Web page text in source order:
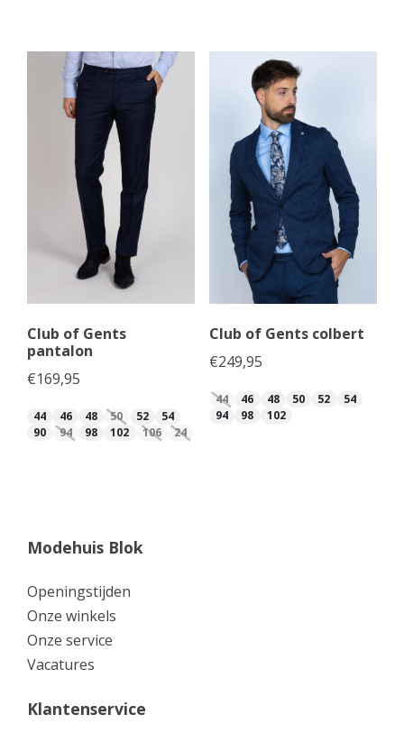
Club of Gents
pantalon
€169,95
44 46 48 50 52
54
90
94 98 102 106 24
Club of Gents colbert
€249,95
44 46 48 50 52
54
94
98 102
Modehuis Blok
Openingstijden
Onze winkels
Onze service
Vacatures
Klantenservice